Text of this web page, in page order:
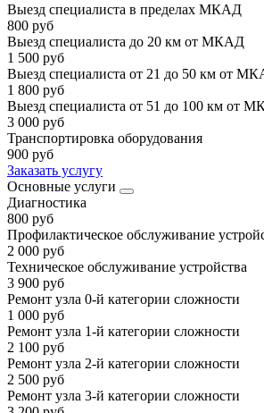
Выезд специалиста в пределах МКАД
800 руб
Выезд специалиста до 20 км от МКАД
1 500 руб
Выезд специалиста от 21 до 50 км от
1 800 руб
Выезд специалиста от 51 до 100 км от
3 000 руб
Транспортировка оборудования
900 руб
Заказать услугу
Основные услуги
Диагностика
800 руб
Профилактическое обслуживание
2 000 руб
Техническое обслуживание устройства
3 900 руб
Ремонт узла 0-й категории сложности
1 000 руб
Ремонт узла 1-й категории сложности
2 100 руб
Ремонт узла 2-й категории сложности
2 500 руб
Ремонт узла 3-й категории сложности